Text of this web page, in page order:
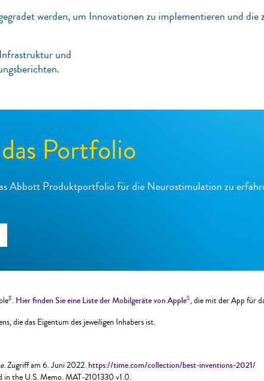
werden, um Innovationen zu implementieren und
und
Portfolio
Abbott Produktportfolio für die Neurostimulation zu
‡. Hier finden Sie eine Liste der Mobilgeräte von Apple‡, die mit der App für
die das Eigentum des jeweiligen Inhabers ist.
. Zugriff am 6. Juni 2022.https://time.com/collection/best-inventions-2021/
the U.S. Memo. MAT-2101330 v1.0.